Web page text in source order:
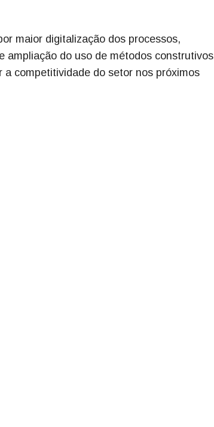
maior digitalização dos processos,
ampliação do uso de métodos construtivos
competitividade do setor nos próximos